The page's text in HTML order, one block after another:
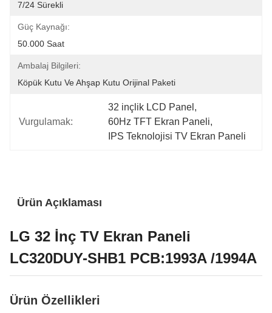
7/24 Sürekli
Güç Kaynağı:
50.000 Saat
Ambalaj Bilgileri:
Köpük Kutu Ve Ahşap Kutu Orijinal Paketi
Vurgulamak:
32 inçlik LCD Panel ,
60Hz TFT Ekran Paneli,
IPS Teknolojisi TV Ekran Paneli
Ürün Açıklaması
LG 32 İnç TV Ekran Paneli
LC320DUY-SHB1 PCB:1993A /1994A
Ürün Özellikleri